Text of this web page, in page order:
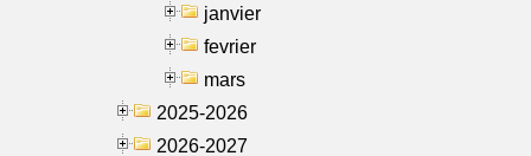
janvier
fevrier
mars
2025-2026
2026-2027